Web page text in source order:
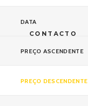
CONTACTO
DATA
PREÇO ASCENDENTE
PREÇO DESCENDENTE